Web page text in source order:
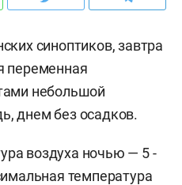
синоптиков, завтра
переменная
небольшой
днем без осадков.
воздуха ночью — 5 -
температура